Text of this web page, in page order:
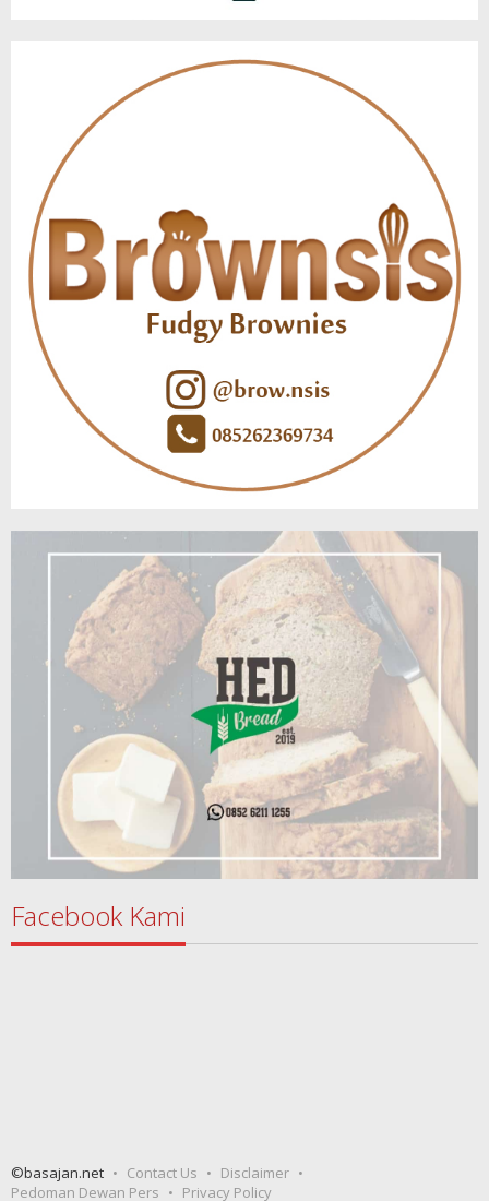
Facebook Kami
©basajan.net Contact Us
Disclaimer
Pedoman Dewan Pers
Privacy Policy